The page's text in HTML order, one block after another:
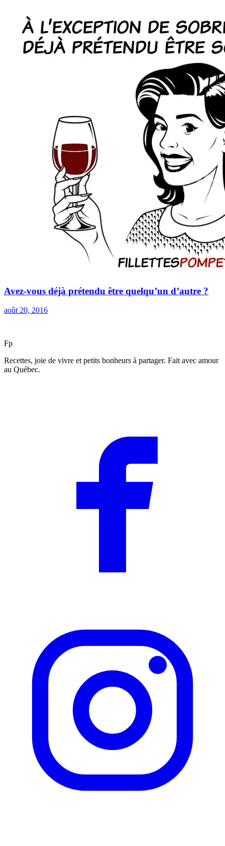
Avez-vous déjà prétendu être quelqu’un d’autre ?
août 20, 2016
Fp
Recettes, joie de vivre et petits bonheurs à partager. Fait avec amour
au Québec.